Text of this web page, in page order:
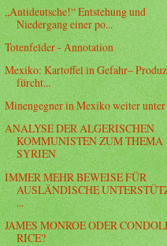
„Antideutsche!“ Entstehung und
Niedergang einer po...
Totenfelder - Annotation
Mexiko: Kar­toffel in Gefahr–
fürcht...
Minengegner in Mexiko weiter
ANALYSE DER ALGERISCHEN
KOMMUNISTEN ZUM THEMA
SYRIEN
IMMER MEHR BEWEISE FÜR
AUSLÄNDISCHE
...
JAMES MONROE ODER
RICE?